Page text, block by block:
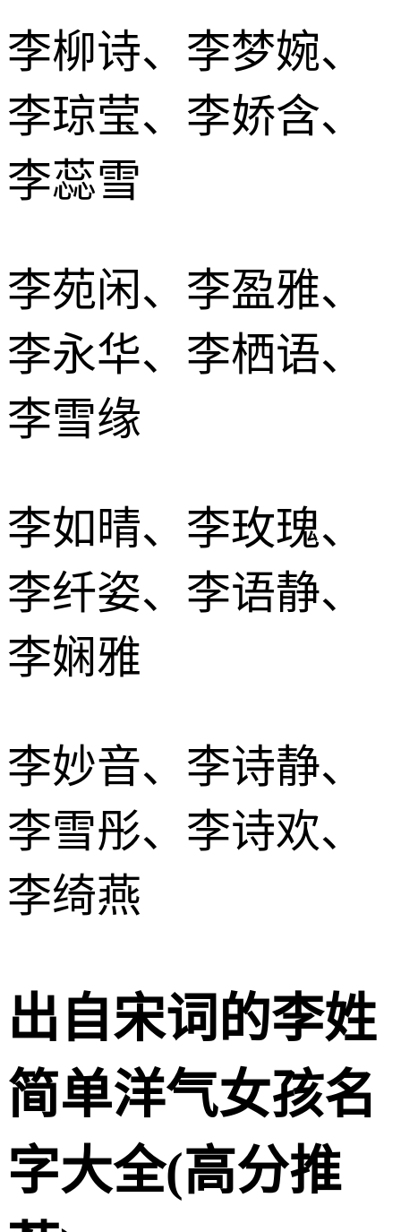
李柳诗、李梦婉、
李琼莹、李娇含、
李蕊雪
李苑闲、李盈雅、
李永华、李栖语、
李雪缘
李如晴、李玫瑰、
李纤姿、李语静、
李娴雅
李妙音、李诗静、
李雪彤、李诗欢、
李绮燕
出自宋词的李姓
简单洋气女孩名
字大全(高分推